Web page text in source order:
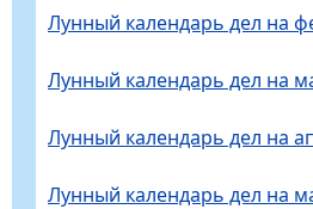
Лунный календарь дел на
Лунный календарь дел на
Лунный календарь дел на
Лунный календарь дел на